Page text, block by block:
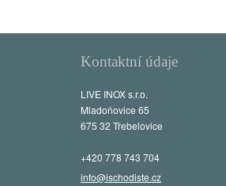
Kontaktní údaje
LIVE INOX s.r.o.
Mladoňovice 65
675 32 Třebelovice
+420 778 743 704
info@ischodiste.cz